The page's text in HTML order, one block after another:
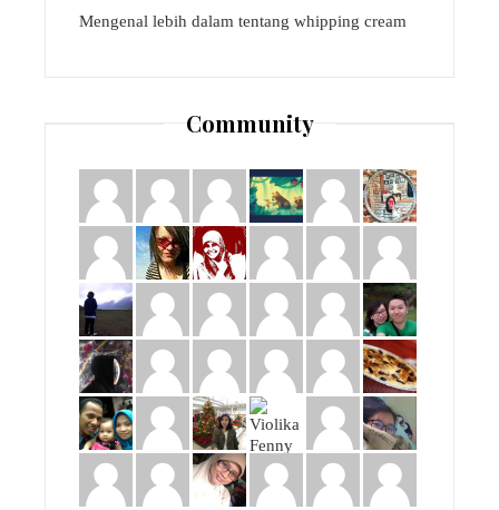
Mengenal lebih dalam tentang whipping cream
Community